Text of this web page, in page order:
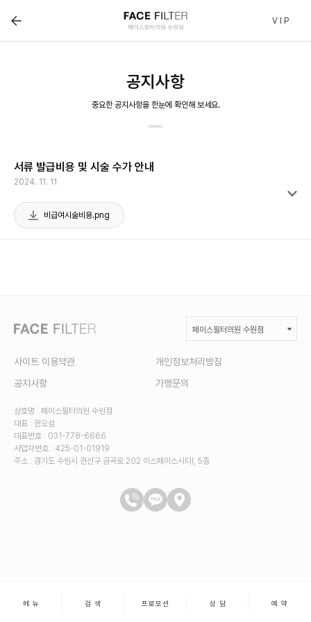
페이스필터 수원점 | 호매실 수원 피부과(진료과목) :: 공지
V I P
메 뉴 검 색 프로모션 상 담 예 약
공지사항
중요한 공지사항을 한눈에 확인해 보세요.
서류 발급비용 및 시술 수가 안내
2024. 11. 11
비급여시술비용.png
사이트 이용약관
개인정보처리방침
공지사항
가맹문의
상호명 : 페이스필터의원 수원점
대표 : 권오성
대표번호 : 031-778-6666
사업자번호 : 425-01-01919
주소 : 경기도 수원시 권선구 금곡로 202 이스페이스시티I, 5층
페이스필터의원 수원점